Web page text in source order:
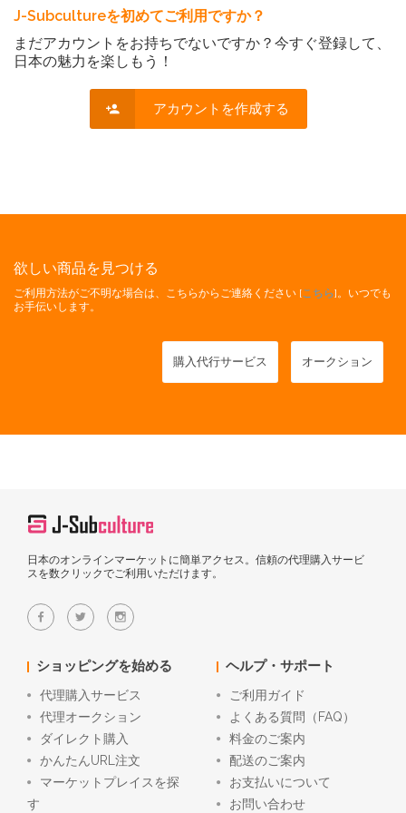
J-Subcultureを初めてご利用ですか？
まだアカウントをお持ちでないですか？今すぐ登録して、
日本の魅力を楽しもう！
アカウントを作成する
欲しい商品を見つける
ご利用方法がご不明な場合は、こちらからご連絡ください [こちら]。いつでも
お手伝いします。
購入代行サービス オークション
日本のオンラインマーケットに簡単アクセス。信頼の代理購入サービ
スを数クリックでご利用いただけます。
ショッピングを始める
代理購入サービス
代理オークション
ダイレクト購入
かんたんURL注文
マーケットプレイスを探
す
ヘルプ・サポート
ご利用ガイド
よくある質問（FAQ）
料金のご案内
配送のご案内
お支払いについて
お問い合わせ